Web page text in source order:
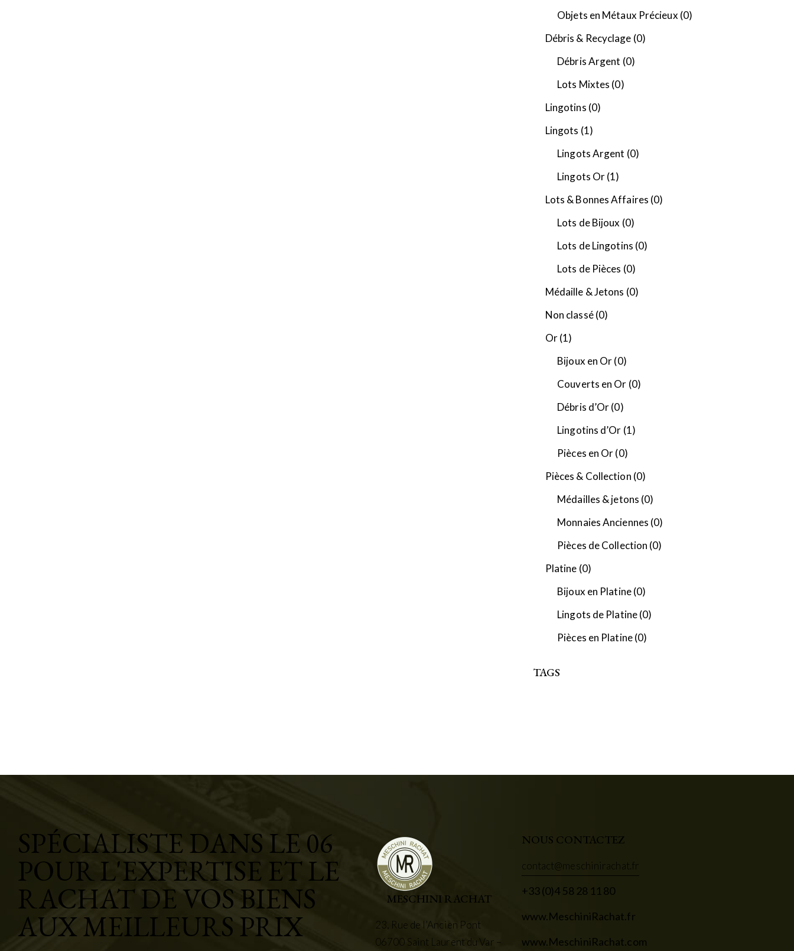
Objets en Métaux Précieux (0)
Débris & Recyclage (0)
Débris Argent (0)
Lots Mixtes (0)
Lingotins (0)
Lingots (1)
Lingots Argent (0)
Lingots Or(1)
Lots & Bonnes Affaires (0)
Lots de Bijoux (0)
Lots de Lingotins (0)
Lots de Pièces (0)
Médaille & Jetons (0)
Non classé (0)
Or(1)
Bijoux en Or(0)
Couverts en Or (0)
Débris d’Or(0)
Lingotins d’Or (1)
Pièces en Or(0)
Pièces & Collection (0)
Médailles & jetons (0)
Monnaies Anciennes (0)
Pièces de Collection (0)
Platine (0)
Bijoux en Platine(0)
Lingots de Platine(0)
Pièces en Platine(0)
TAGS
SPÉCIALISTE DANS LE 06
POUR L'EXPERTISE ET LE
RACHAT DE VOS BIENS
AUX MEILLEURS PRIX
MESCHINI RACHAT
23, Rue de l’Ancien Pont
06700 Saint Laurent du Var –
NOUS CONTACTEZ
contact@meschinirachat.fr
+33 (0)4 58 28 11 80
www.MeschiniRachat.fr
www.MeschiniRachat.com